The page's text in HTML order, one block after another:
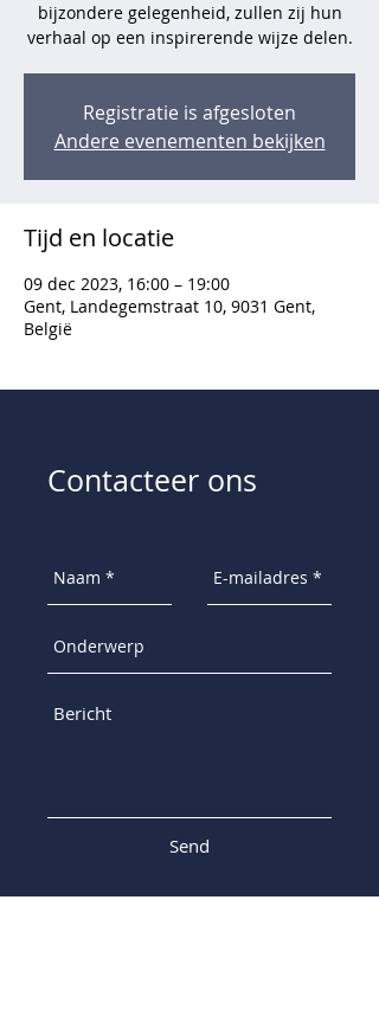
bijzondere gelegenheid, zullen zij hun
verhaal op een inspirerende wijze delen.
Registratie is afgesloten
Andere evenementen bekijken
Tijd en locatie
09 dec 2023, 16:00 – 19:00
Gent, Landegemstraat 10, 9031 Gent,
België
Contacteer ons
Send